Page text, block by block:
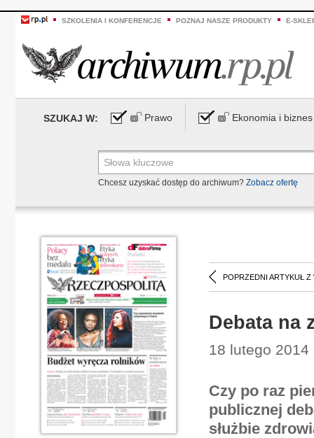
SZKOLENIA I KONFERENCJE POZNAJ NASZE PRODUKTY E-
SZUKAJ W: Prawo Ekonomia i biznes
Chcesz uzyskać dostęp do archiwum? Zobacz ofertę
POPRZEDNI ARTYKUŁ Z
Debata na
18 lutego 2014
Czy po raz
publicznej
służbie